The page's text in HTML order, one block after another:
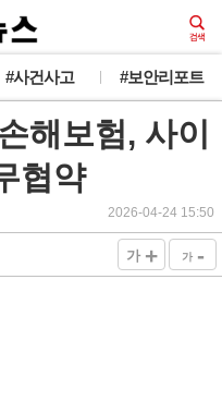
#사건사고 #보안리포트
해보험, 사이
협약
2026-04-24 15:50
가 + 가 -